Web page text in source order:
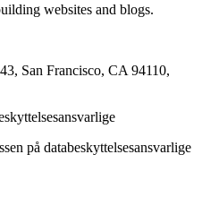
websites and blogs.
San Francisco, CA 94110,
på databeskyttelsesansvarlige